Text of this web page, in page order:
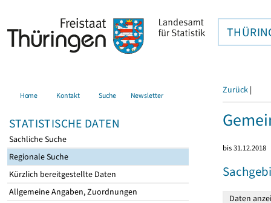
Home Kontakt Suche Newsletter
STATISTISCHE DATEN
Sachliche Suche
Regionale Suche
Kürzlich bereitgestellte Daten
Allgemeine Angaben, Zuordnungen
Zurück |
bis 31.12.2018